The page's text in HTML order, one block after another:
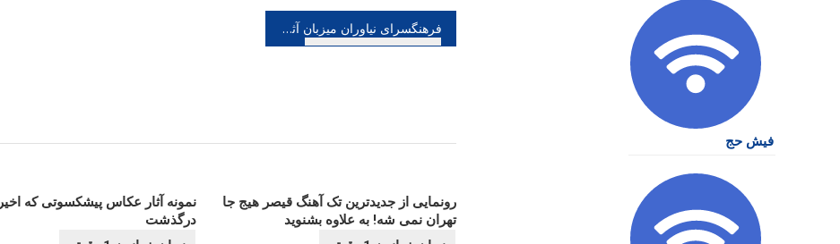
راهبری
فرهنگسرای نیاوران میزبان آثار مراد فتاحی می شود
نمونه آثار عکاس پیشکسوتی که اخیرا
درگذشت
رونمایی از جدیدترین تک آهنگ قیصر هیج جا
تهران نمی شه! به علاوه بشنوید
فیش حج